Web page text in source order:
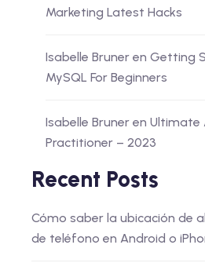
Marketing Latest Hacks
Isabelle Bruner en Getting
MySQL For Beginners
Isabelle Bruner en Ultimate
Practitioner – 2023
Recent Posts
Cómo saber la ubicación de
de teléfono en Android o